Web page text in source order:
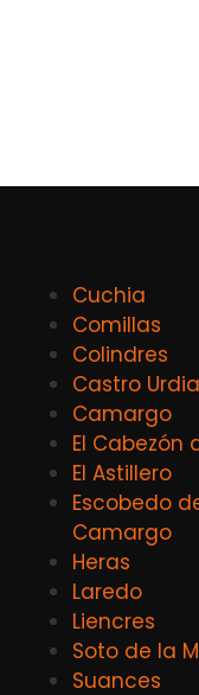
Cuchia
Comillas
Colindres
Castro
Camargo
El Cabezón
El Astillero
Escobedo
Camargo
Heras
Laredo
Liencres
Soto de la
Suances